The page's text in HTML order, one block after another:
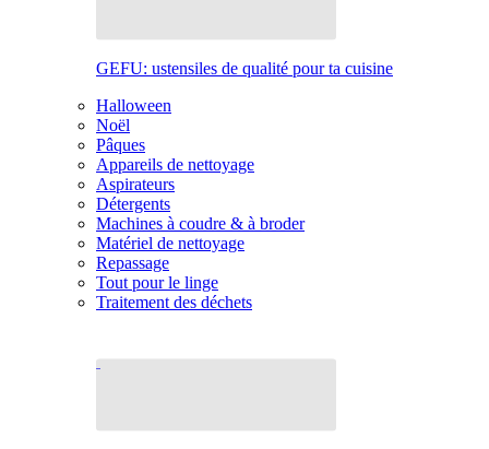
GEFU: ustensiles de qualité pour ta cuisine
Halloween
Noël
Pâques
Appareils de nettoyage
Aspirateurs
Détergents
Machines à coudre & à broder
Matériel de nettoyage
Repassage
Tout pour le linge
Traitement des déchets